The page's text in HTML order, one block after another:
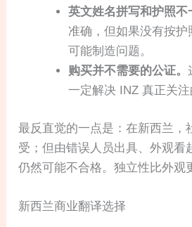
英文姓名拼写和护照不
准确，但如果没有按
可能制造问题。
购买并不需要的公证。
一定解决 INZ 真正关注
最反直觉的一点是：在新西兰，
受；但由错误人员出具、外观看
仍然可能不合格。独立性比外观
新西兰商业翻译选择